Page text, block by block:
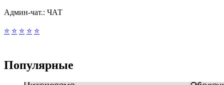
Админ-чат.: ЧАТ
⭐ ⭐ ⭐ ⭐ ⭐
Популярные